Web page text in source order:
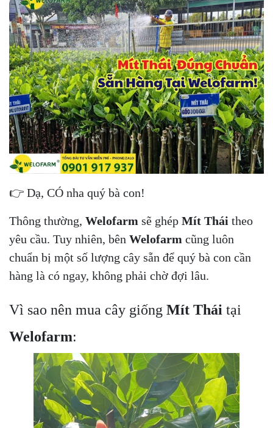
👉 Dạ, CÓ nha quý bà con!
Thông thường, Welofarm sẽ ghép Mít Thái theo
yêu cầu. Tuy nhiên, bên Welofarm cũng luôn
chuẩn bị một số lượng cây sẵn để quý bà con cần
hàng là có ngay, không phải chờ đợi lâu.
Vì sao nên mua cây giống Mít Thái tại
Welofarm: